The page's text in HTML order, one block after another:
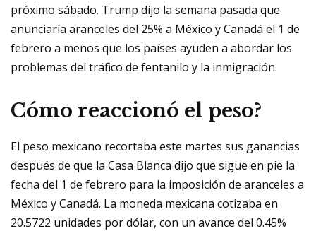
próximo sábado. Trump dijo la semana pasada que
anunciaría aranceles del 25% a México y Canadá el 1 de
febrero a menos que los países ayuden a abordar los
problemas del tráfico de fentanilo y la inmigración.
Cómo reaccionó el peso?
El peso mexicano recortaba este martes sus ganancias
después de que la Casa Blanca dijo que sigue en pie la
fecha del 1 de febrero para la imposición de aranceles a
México y Canadá. La moneda mexicana cotizaba en
20.5722 unidades por dólar, con un avance del 0.45%